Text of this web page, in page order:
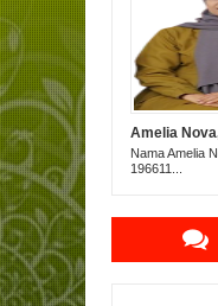
Amelia
Nama Amelia
196611...